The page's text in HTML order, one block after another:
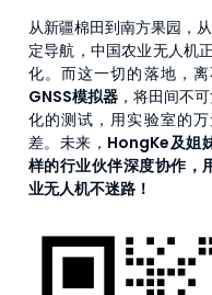
从新疆棉田到南方果园，
定导航，中国农业无人机
化。而这一切的落地，
GNSS模拟器，将田间不
化的测试，用实验室的
差。未来， HongKe及姐
样的行业伙伴深度协作，
业无人机不迷路！